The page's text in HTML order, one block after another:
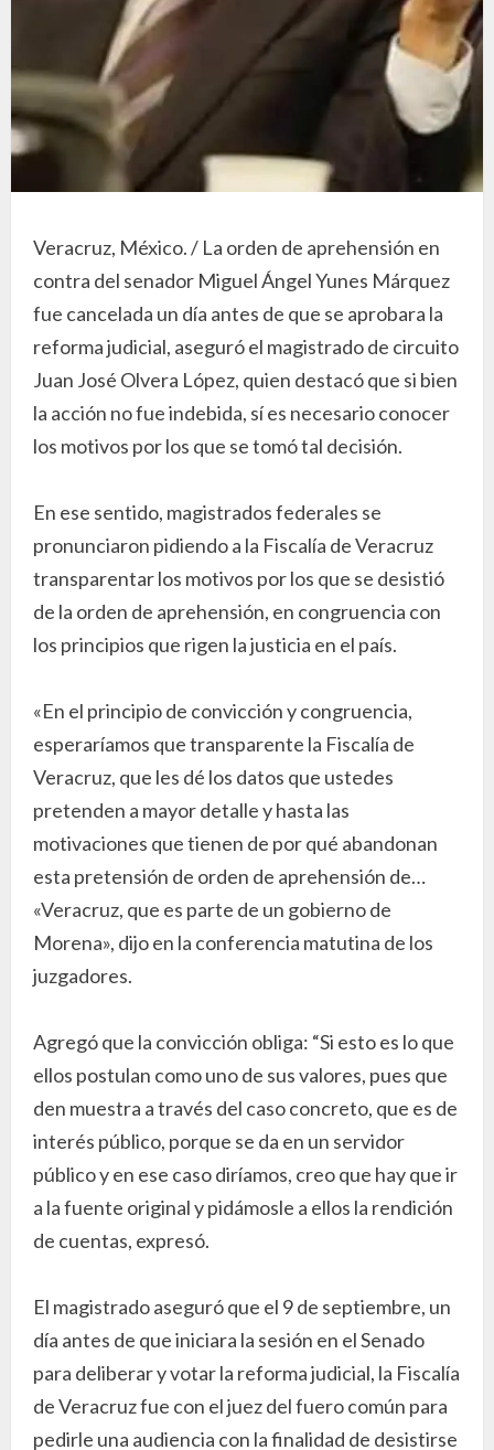
Veracruz, México. / La orden de aprehensión en
contra del senador Miguel Ángel Yunes Márquez
fue cancelada un día antes de que se aprobara la
reforma judicial, aseguró el magistrado de circuito
Juan José Olvera López, quien destacó que si bien
la acción no fue indebida, sí es necesario conocer
los motivos por los que se tomó tal decisión.
En ese sentido, magistrados federales se
pronunciaron pidiendo a la Fiscalía de Veracruz
transparentar los motivos por los que se desistió
de la orden de aprehensión, en congruencia con
los principios que rigen la justicia en el país.
«En el principio de convicción y congruencia,
esperaríamos que transparente la Fiscalía de
Veracruz, que les dé los datos que ustedes
pretenden a mayor detalle y hasta las
motivaciones que tienen de por qué abandonan
esta pretensión de orden de aprehensión de…
«Veracruz, que es parte de un gobierno de
Morena», dijo en la conferencia matutina de los
juzgadores.
Agregó que la convicción obliga: “Si esto es lo que
ellos postulan como uno de sus valores, pues que
den muestra a través del caso concreto, que es de
interés público, porque se da en un servidor
público y en ese caso diríamos, creo que hay que ir
a la fuente original y pidámosle a ellos la rendición
de cuentas, expresó.
El magistrado aseguró que el 9 de septiembre, un
día antes de que iniciara la sesión en el Senado
para deliberar y votar la reforma judicial, la Fiscalía
de Veracruz fue con el juez del fuero común para
pedirle una audiencia con la finalidad de desistirse